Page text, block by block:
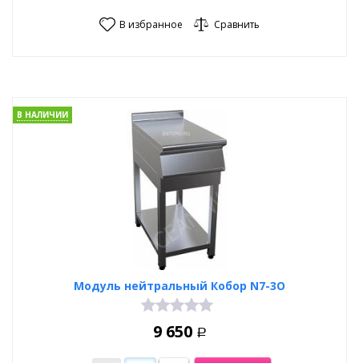
В избранное Сравнить
Модуль нейтральный Кобор N7-3O
В НАЛИЧИИ
9 650 Р